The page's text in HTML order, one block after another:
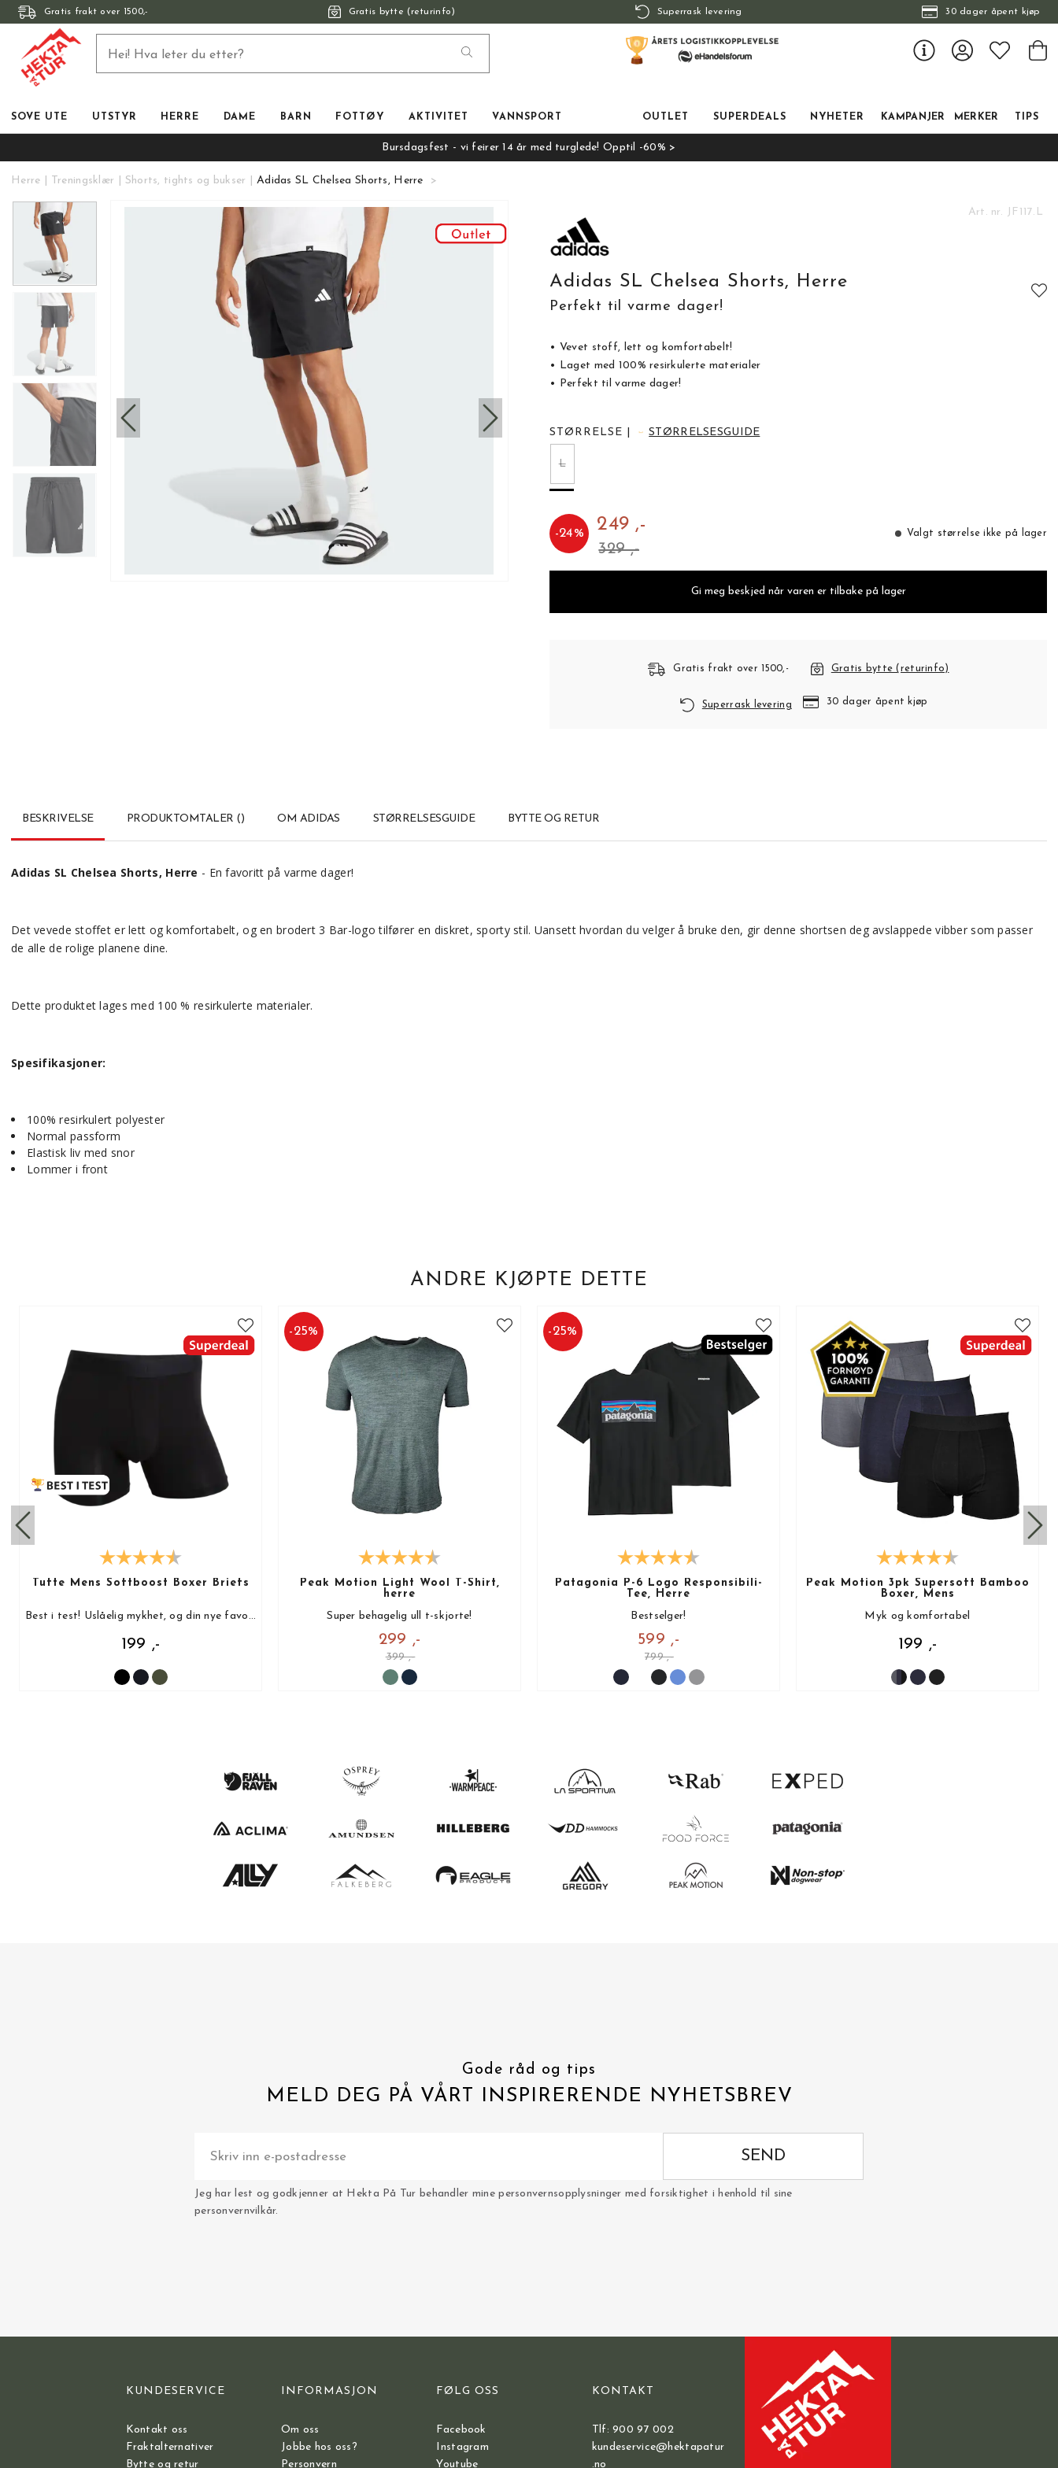
Gratis frakt over 1500,- Gratis bytte (returinfo) Superrask levering 30 dager åpent kjøp
SOVE UTE UTSTYR HERRE DAME BARN FOTTØY AKTIVITET VANNSPORT OUTLET SUPERDEALS NYHETER KAMPANJER MERKER TIPS
Bursdagsfest - vi feirer 14 år med turglede! Opptil -60% >
Herre Treningsklær Shorts, tights og bukser Adidas SL Chelsea Shorts, Herre
Art. nr. JF117.L
Adidas SL Chelsea Shorts, Herre
Perfekt til varme dager!
• Vevet stoff, lett og komfortabelt!
• Laget med 100% resirkulerte materialer
• Perfekt til varme dager!
STØRRELSE STØRRELSESGUIDE
L
-24% 249 ,-
329 ,-
Valgt størrelse ikke på lager
Gi meg beskjed når varen er tilbake på lager
Gratis frakt over 1500,- Gratis bytte (returinfo)
Superrask levering 30 dager åpent kjøp
BESKRIVELSE PRODUKTOMTALER () OM ADIDAS STØRRELSESGUIDE BYTTE OG RETUR
Adidas SL Chelsea Shorts, Herre - En favoritt på varme dager!
Det vevede stoffet er lett og komfortabelt, og en brodert 3 Bar-logo tilfører en diskret, sporty stil. Uansett hvordan du velger å bruke den, gir denne shortsen deg avslappede vibber som passer
de alle de rolige planene dine.
Dette produktet lages med 100 % resirkulerte materialer.
Spesifikasjoner:
100% resirkulert polyester
Normal passform
Elastisk liv med snor
Lommer i front
ANDRE KJØPTE DETTE
Tufte Mens Softboost Boxer Briefs
Best i test! Uslåelig mykhet, og din nye favoritt!
199 ,-
-25%
Peak Motion Light Wool T-Shirt,
herre
Super behagelig ull t-skjorte!
299 ,-
399 ,-
-25%
Patagonia P-6 Logo Responsibili-
Tee, Herre
Bestselger!
599 ,-
799 ,-
Peak Motion 3pk Supersoft Bamboo
Boxer, Mens
Myk og komfortabel
199 ,-
Gode råd og tips
MELD DEG PÅ VÅRT INSPIRERENDE NYHETSBREV
SEND
Jeg har lest og godkjenner at Hekta På Tur behandler mine personvernsopplysninger med forsiktighet i henhold til sine
personvernvilkår.
KUNDESERVICE
Kontakt oss
Fraktalternativer
Bytte og retur
INFORMASJON
Om oss
Jobbe hos oss?
Personvern
FØLG OSS
Facebook
Instagram
Youtube
KONTAKT
Tlf: 900 97 002
kundeservice@hektapatur
.no